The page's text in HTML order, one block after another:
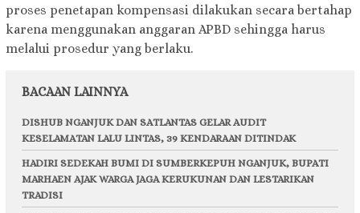
proses penetapan kompensasi dilakukan secara bertahap
karena menggunakan anggaran APBD sehingga harus
melalui prosedur yang berlaku.
BACAAN LAINNYA
DISHUB NGANJUK DAN SATLANTAS GELAR AUDIT
KESELAMATAN LALU LINTAS, 39 KENDARAAN DITINDAK
HADIRI SEDEKAH BUMI DI SUMBERKEPUH NGANJUK, BUPATI
MARHAEN AJAK WARGA JAGA KERUKUNAN DAN LESTARIKAN
TRADISI